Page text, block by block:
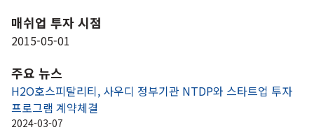
매쉬업 투자 시점
2015-05-01
주요 뉴스
H2O호스피탈리티, 사우디 정부기관 NTDP와 스타트업 투자
프로그램 계약체결
2024-03-07